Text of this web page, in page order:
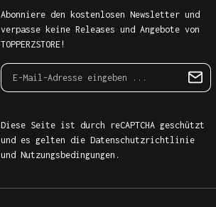
Abonniere den kostenlosen Newsletter und
verpasse keine Releases und Angebote von
TOPPERZSTORE!
Diese Seite ist durch reCAPTCHA geschützt
und es gelten die Datenschutzrichtlinie
und Nutzungsbedingungen .